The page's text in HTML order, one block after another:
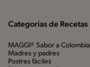
Categorias de Recetas
MAGGI® Sabor a Colombia
Madres y padres
Postres fáciles